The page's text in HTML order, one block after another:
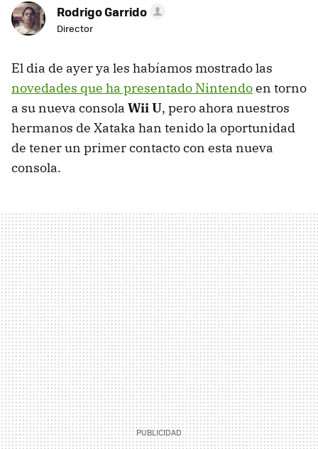
Rodrigo Garrido
Director
El dia de ayer ya les habíamos mostrado las
novedades que ha presentado Nintendoen torno
a su nueva consola Wii U, pero ahora nuestros
hermanos de Xataka han tenido la oportunidad
de tener un primer contacto con esta nueva
consola.